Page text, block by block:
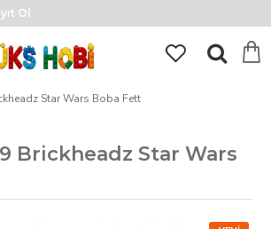
Ol
Star Wars Boba Fett
Brickheadz Star Wars